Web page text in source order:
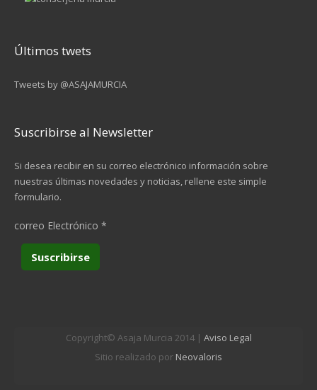
Últimos twets
Tweets by @ASAJAMURCIA
Suscribirse al Newsletter
Si desea recibir en su correo electrónico información sobre
nuestras últimas novedades y noticias, rellene este simple
formulario.
correo Electrónico *
Copyright© Asaja Murcia 2014 | Aviso Legal
Sitio realizado por Neovaloris